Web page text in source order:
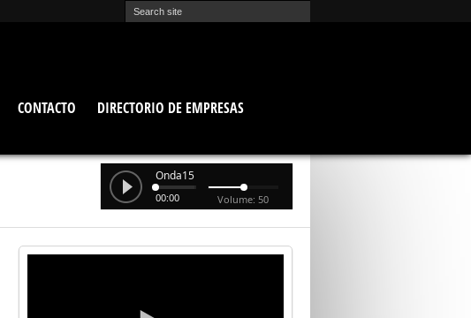
CONTACTO
DIRECTORIO DE EMPRESAS
Onda15
00:00 Volume: 50